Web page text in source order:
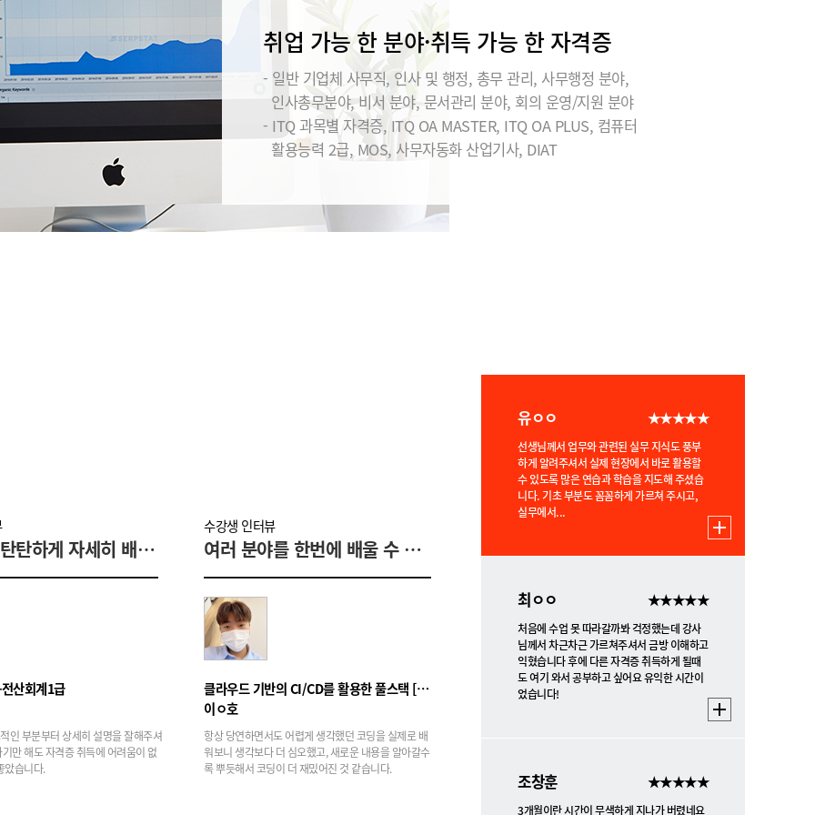
취업 가능 한 분야·취득 가능 한 자격증
- 일반 기업체 사무직, 인사 및 행정, 총무 관리, 사무행정 분야,
인사총무분야, 비서 분야, 문서관리 분야, 회의 운영/지원 분야
- ITQ 과목별 자격증, ITQ OA MASTER, ITQ OA PLUS, 컴퓨터
활용능력 2급, MOS, 사무자동화 산업기사, DIAT
기초부터 탄탄하게 자세히 배울 수 있는 과정!
산회계1급
인 부분부터 상세히 설명을 잘해주셔
만 해도 자격증 취득에 어려움이 없
았습니다.
수강생 인터뷰
여러 분야를 한번에 배울 수 있어 흥미로운 과정!
클라우드 기반의 CI/CD를 활용한 풀스택 [자바, 뷰, 플러터] 개발자
이ㅇ호
항상 당연하면서도 어렵게 생각했던 코딩을 실제로 배
워보니 생각보다 더 심오했고, 새로운 내용을 알아갈수
록 뿌듯해서 코딩이 더 재밌어진 것 같습니다.
정ㅇㅇ
훈련과정은 부족한 부분을 채워주는 시스템이
라기보다는, 참여하는 사람이 얼마나 열의를
가지고 임하느냐에 따라 많은 차이가 나는 시
간이라는 생각이 들었습니다. 즉, 훈련과정 자
체가 제...
유ㅇㅇ ★★★★★
선생님께서 업무와 관련된 실무 지식도 풍부
하게 알려주셔서 실제 현장에서 바로 활용할
수 있도록 많은 연습과 학습을 지도해 주셨습
니다. 기초 부분도 꼼꼼하게 가르쳐 주시고,
실무에서...
최ㅇㅇ ★★★★★
처음에 수업 못 따라갈까봐 걱정했는데 강사
님께서 차근차근 가르쳐주셔서 금방 이해하고
익혔습니다 후에 다른 자격증 취득하게 될때
도 여기 와서 공부하고 싶어요 유익한 시간이
었습니다!
조창훈 ★★★★★
3개월이란 시간이 무색하게 지나가 버렸네요